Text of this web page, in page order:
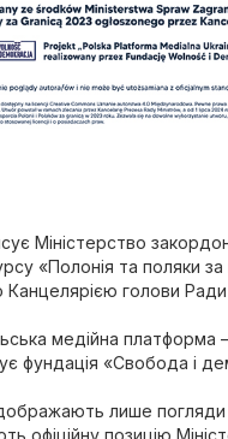
Міністерство
«Полонія та поляки
голови Ради
медійна платформа
фундація «Свобода і
лише погляди